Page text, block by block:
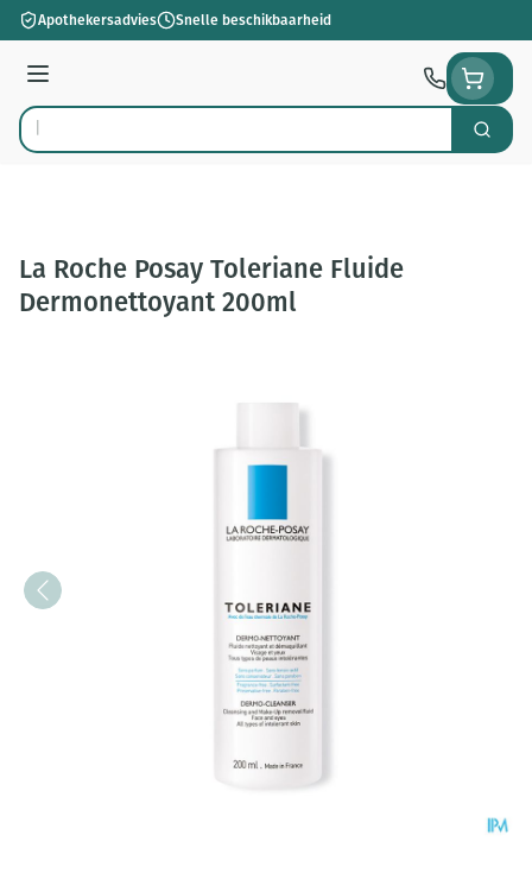
Ga naar de inhoud
Apothekersadvies Snelle beschikbaarheid
Menu
Product, merk, categorie... Zoek
La Roche Posay Toleriane Fluide
Dermonettoyant 200ml